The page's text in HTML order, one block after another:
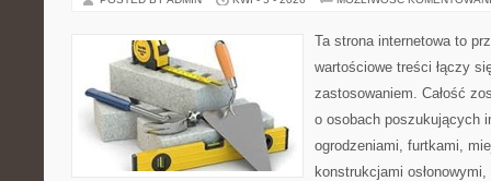
Ta strona internetowa to
wartościowe treści łączy
zastosowaniem. Całość
o osobach poszukujących
ogrodzeniami, furtkami,
konstrukcjami